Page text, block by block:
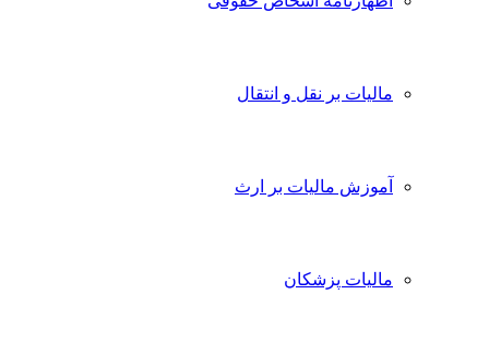
مالیات بر نقل و انتقال
آموزش مالیات بر ارث
مالیات پزشکان